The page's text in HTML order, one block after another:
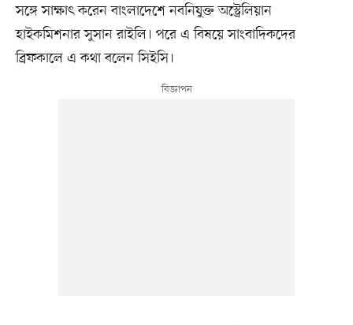
সঙ্গে সাক্ষাৎ করেন বাংলাদেশে নবনিযুক্ত অস্ট্রেলিয়ান
হাইকমিশনার সুসান রাইলি। পরে এ বিষয়ে সাংবাদিকদের
ব্রিফকালে এ কথা বলেন সিইসি।